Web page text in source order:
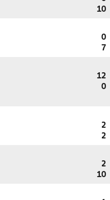
10
0
7
12
0
2
2
2
10